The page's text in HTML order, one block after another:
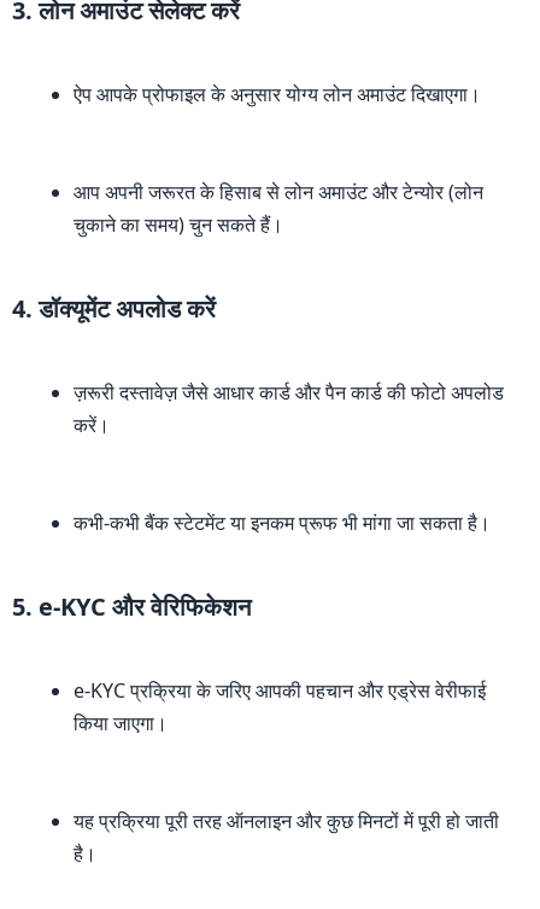
3. लोन अमाउंट सेलेक्ट करें
ऐप आपके प्रोफाइल के अनुसार योग्य लोन अमाउंट दिखाएगा।
आप अपनी जरूरत के हिसाब से लोन अमाउंट और टेन्योर (लोन
चुकाने का समय) चुन सकते हैं।
4. डॉक्यूमेंट अपलोड करें
ज़रूरी दस्तावेज़ जैसे आधार कार्ड और पैन कार्ड की फोटो अपलोड
करें।
कभी-कभी बैंक स्टेटमेंट या इनकम प्रूफ भी मांगा जा सकता है।
5. e-KYC और वेरिफिकेशन
e-KYC प्रक्रिया के जरिए आपकी पहचान और एड्रेस वेरीफाई
किया जाएगा।
यह प्रक्रिया पूरी तरह ऑनलाइन और कुछ मिनटों में पूरी हो जाती
है।